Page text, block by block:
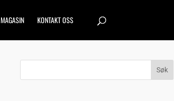
MAGASIN KONTAKT OSS